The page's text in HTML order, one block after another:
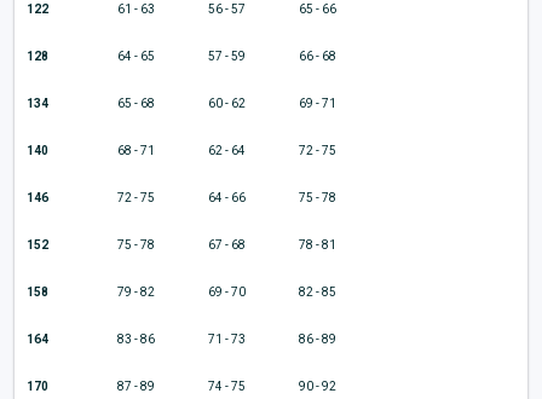
122 61 - 63 56 - 57 65 - 66
128 64 - 65 57 - 59 66 - 68
134 65 - 68 60 - 62 69 - 71
140 68 - 71 62 - 64 72 - 75
146 72 - 75 64 - 66 75 - 78
152 75 - 78 67 - 68 78 - 81
158 79 - 82 69 - 70 82 - 85
164 83 - 86 71 - 73 86 - 89
170 87 - 89 74 - 75 90 - 92